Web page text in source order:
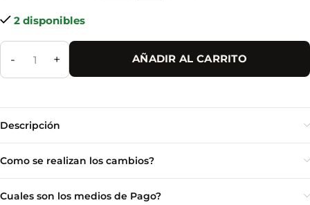
2 disponibles
- + AÑADIR AL CARRITO
Descripción
Como se realizan los cambios?
Cuales son los medios de Pago?